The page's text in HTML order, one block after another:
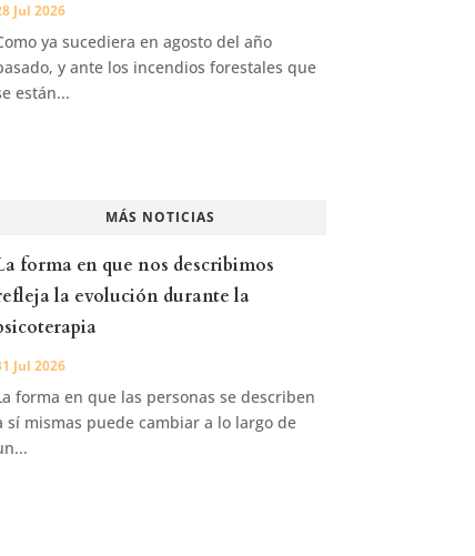
Jul 2026
ya sucediera en agosto del año
y ante los incendios forestales que
están...
MÁS NOTICIAS
forma en que nos describimos
la evolución durante la
Jul 2026
forma en que las personas se describen
sí mismas puede cambiar a lo largo de